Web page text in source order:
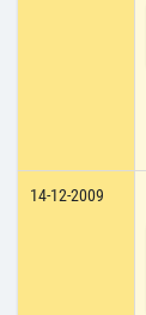
14-12-2009